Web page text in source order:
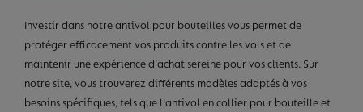
Investir dans notre antivol pour bouteilles vous permet de
protéger efficacement vos produits contre les vols et de
maintenir une expérience d'achat sereine pour vos clients. Sur
notre site, vous trouverez différents modèles adaptés à vos
besoins spécifiques, tels que l'antivol en collier pour bouteille et